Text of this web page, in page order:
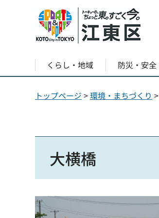
くらし・地域 防災・安全
トップページ >環境・まちづくり >
大横橋